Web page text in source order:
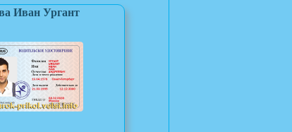
Иван Ургант